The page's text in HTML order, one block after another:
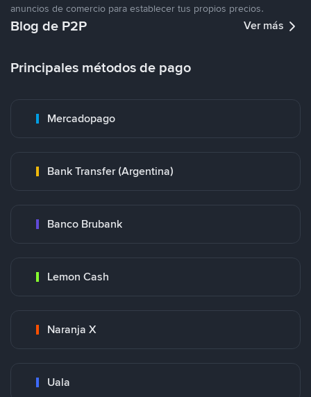
anuncios de comercio para establecer tus propios precios.
Blog de P2P Ver más
Principales métodos de pago
Mercadopago
Bank Transfer (Argentina)
Banco Brubank
Lemon Cash
Naranja X
Uala